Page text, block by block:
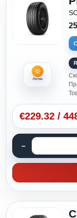
Летни
C
€229.32 /